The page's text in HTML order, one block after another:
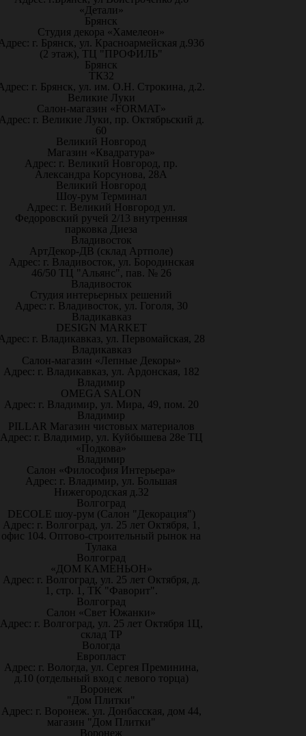
«Детали»
Брянск
Студия декора «Хамелеон»
г. Брянск, ул. Красноармейская д.93б
(2 этаж), ТЦ "ПРОФИЛЬ"
Брянск
ТК32
г. Брянск, ул. им. О.Н. Строкина, д.2.
Великие Луки
Салон-магазин «FORMAT»
г. Великие Луки, пр. Октябрьский д.
60
Великий Новгород
Магазин «Квадратура»
Адрес: г. Великий Новгород, пр.
Александра Корсунова, 28А
Великий Новгород
Шоу-рум Терминал
Адрес: г. Великий Новгород ул.
Федоровский ручей 2/13 внутренняя
парковка Диеза
Владивосток
АртДекор-ДВ (склад Артполе)
Адрес: г. Владивосток, ул. Бородинская
46/50 ТЦ "Альянс", пав. № 26
Владивосток
Студия интерьерных решений
Адрес: г. Владивосток, ул. Гоголя, 30
Владикавказ
DESIGN MARKET
г. Владикавказ, ул. Первомайская, 28
Владикавказ
Салон-магазин «Лепные Декоры»
Адрес: г. Владикавказ, ул. Ардонская, 182
Владимир
OMEGA SALON
Адрес: г. Владимир, ул. Мира, 49, пом. 20
Владимир
PILLAR Магазин чистовых материалов
Адрес: г. Владимир, ул. Куйбышева 28е ТЦ
«Подкова»
Владимир
Салон «Философия Интерьера»
Адрес: г. Владимир, ул. Большая
Нижегородская д.32
Волгоград
DECOLE шоу-рум (Салон "Декорация")
Адрес: г. Волгоград, ул. 25 лет Октября, 1,
офис 104. Оптово-строительный рынок на
Тулака
Волгоград
«ДОМ КАМЕНЬОН»
Адрес: г. Волгоград, ул. 25 лет Октября, д.
1, стр. 1, ТК "Фаворит".
Волгоград
Салон «Свет Южанки»
Адрес: г. Волгоград, ул. 25 лет Октября 1Ц,
склад ТР
Вологда
Европласт
Адрес: г. Вологда, ул. Сергея Преминина,
д.10 (отдельный вход с левого торца)
Воронеж
"Дом Плитки"
Адрес: г. Воронеж. ул. Донбасская, дом 44,
магазин "Дом Плитки"
Воронеж